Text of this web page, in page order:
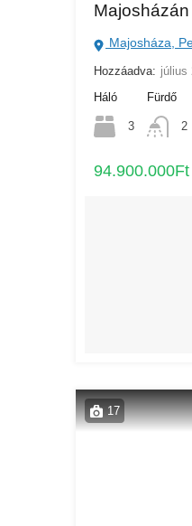
Majosháza,
Hozzáadva: július
Háló
3
Fürdő
2
94.900.000Ft
17